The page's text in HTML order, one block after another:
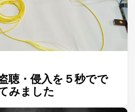
聴・侵入を５秒でで
みました